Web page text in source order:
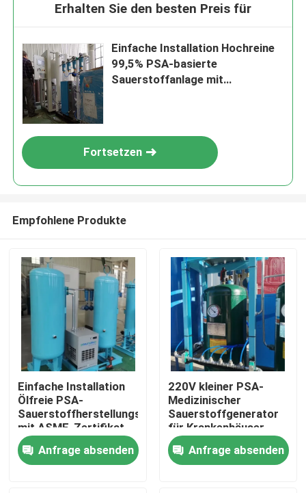
Zu Hause
Produkte
Erhalten Sie den besten Preis für
Einfache Installation Hochreine
99,5% PSA-basierte
Sauerstoffanlage mit
Fortsetzen
Empfohlene Produkte
Einfache Installation
Ölfreie PSA-
Sauerstoffherstellungsmaschine
mit ASME-Zertifikat
Anfrage absenden
220V kleiner PSA-
Medizinischer
Sauerstoffgenerator
für Krankenhäuser
60Nm3/Hr
Anfrage absenden